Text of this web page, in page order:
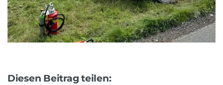
Diesen Beitrag teilen: